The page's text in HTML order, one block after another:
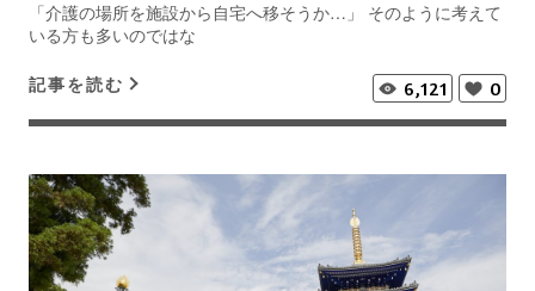
「介護の場所を施設から自宅へ移そうか…」 そのように考えて
いる方も多いのではな
記事を読む 6,121 0